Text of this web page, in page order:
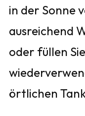
in der Sonne
ausreichend
oder füllen
örtlichen